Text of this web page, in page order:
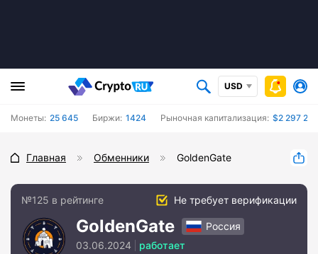
USD
Монеты: 25 645 Биржи: 1424 Рыночная капитализация: $2 297
Главная Обменники GoldenGate
№125 в рейтинге Не требует верификации
GoldenGate
Россия
03.06.2024
работает